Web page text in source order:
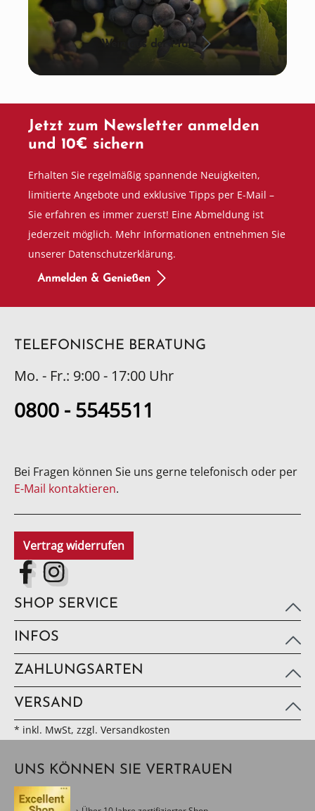
Wein aus der Pfalz
Jetzt zum Newsletter anmelden
und 10€ sichern
Erhalten Sie regelmäßig spannende Neuigkeiten,
limitierte Angebote und exklusive Tipps per E-Mail –
Sie erfahren es immer zuerst! Eine Abmeldung ist
jederzeit möglich. Mehr Informationen entnehmen Sie
unserer Datenschutzerklärung.
Anmelden & Genießen
TELEFONISCHE BERATUNG
Mo. - Fr.: 9:00 - 17:00 Uhr
0800 - 5545511
Bei Fragen können Sie uns gerne telefonisch oder per
E-Mail kontaktieren.
Vertrag widerrufen
SHOP SERVICE
INFOS
ZAHLUNGSARTEN
VERSAND
* inkl. MwSt, zzgl. Versandkosten
UNS KÖNNEN SIE VERTRAUEN